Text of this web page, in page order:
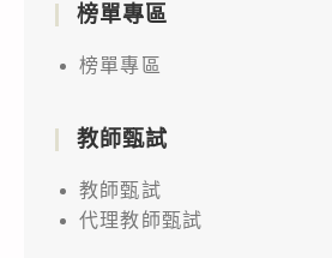
榜單專區
榜單專區
教師甄試
教師甄試
代理教師甄試